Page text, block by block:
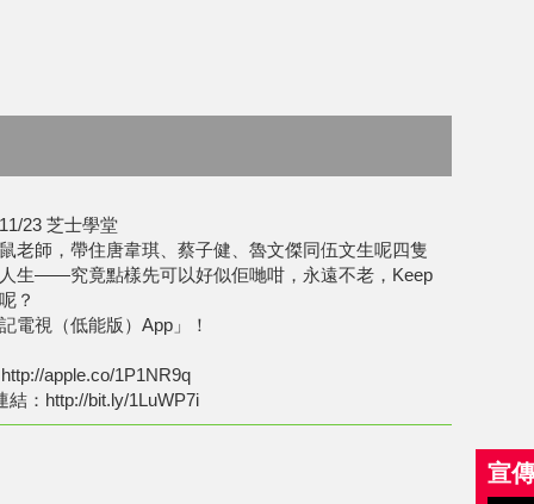
23 芝士學堂
老師，帶住唐韋琪、蔡子健、魯文傑同伍文生呢四隻
生——究竟點樣先可以好似佢哋咁，永遠不老，Keep
？
電視（低能版）App」！
apple.co/1P1NR9q
結：http://bit.ly/1LuWP7i
宣